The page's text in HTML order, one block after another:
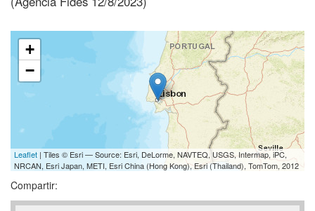
+
−
Leaflet | Tiles © Esri — Source: Esri, DeLorme, NAVTEQ, USGS, Intermap, iPC,
NRCAN, Esri Japan, METI, Esri China (Hong Kong), Esri (Thailand), TomTom, 2012
Compartir: